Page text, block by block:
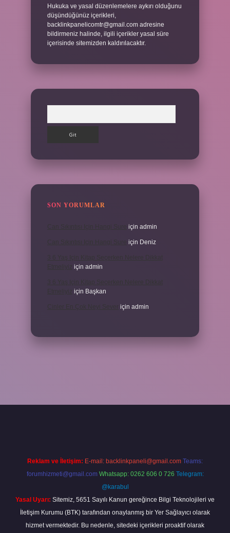
Hukuka ve yasal düzenlemelere aykırı olduğunu
düşündüğünüz içerikleri,
backlinkpanelicomtr@gmail.com adresine
bildirmeniz halinde, ilgili içerikler yasal süre
içerisinde sitemizden kaldırılacaktır.
SON YORUMLAR
için admin
için Deniz
için admin
için Başkan
için admin
Reklam ve İletişim: E-mail: backlinkpaneli@gmail.com Teams:
forumhizmeti@gmail.com Whatsapp: 0262 606 0 726 Telegram:
@karabul
Yasal Uyarı: Sitemiz, 5651 Sayılı Kanun gereğince Bilgi Teknolojileri ve
İletişim Kurumu (BTK) tarafından onaylanmış bir Yer Sağlayıcı olarak
hizmet vermektedir. Bu nedenle, sitedeki içerikleri proaktif olarak